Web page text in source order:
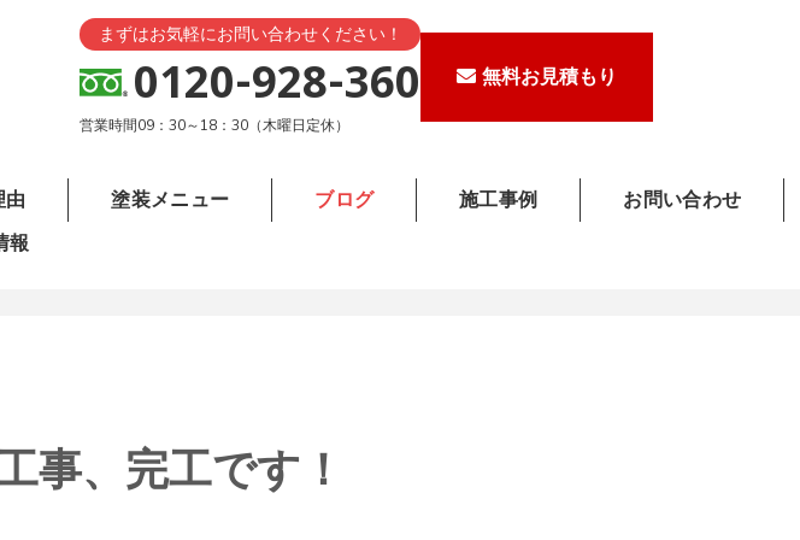
まずはお気軽にお問い合わせください！
0120-928-360
営業時間09：30～18：30（木曜日定休）
無料お見積もり
由 塗装メニュー ブログ 施工事例
お問い合わせ
報
事、完工です！